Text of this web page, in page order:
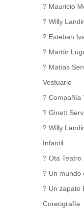
? Mauricio
? Willy
? Esteban
? Martín
? Matías
Vestuario
? Compañía
? Ginett
? Willy
Infantil
? Ota Teatro
? Un mundo
? Un zapato
Coreografía